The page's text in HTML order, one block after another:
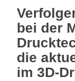
bei der
die
im 3D-